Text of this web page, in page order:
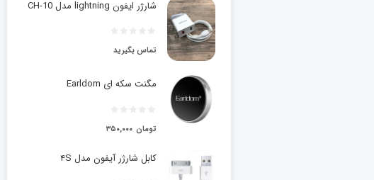
شارژر ایفون lightning مدل CH-10
تماس بگیرید
مگنت سکه ای Earldom
۳۵۰,۰۰۰ تومان
کابل شارژر آیفون مدل ۴S